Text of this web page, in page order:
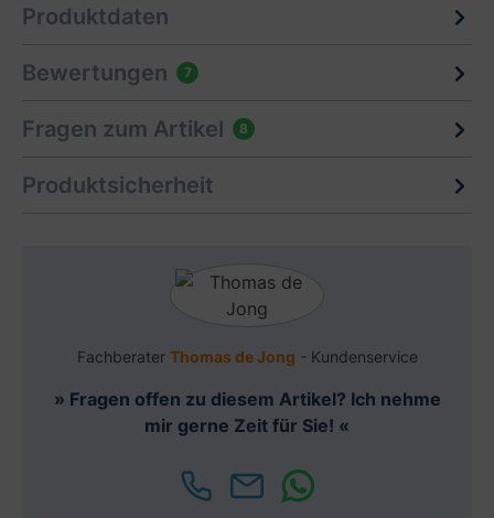
Produktdaten
Bewertungen 7
Fragen zum Artikel 8
Produktsicherheit
Fachberater Thomas de Jong - Kundenservice
» Fragen offen zu diesem Artikel? Ich nehme
mir gerne Zeit für Sie! «